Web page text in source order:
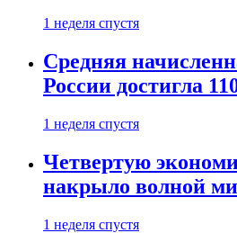
1 неделя спустя
Средняя
России достигла
1 неделя спустя
Четвертую
накрыло волной
1 неделя спустя